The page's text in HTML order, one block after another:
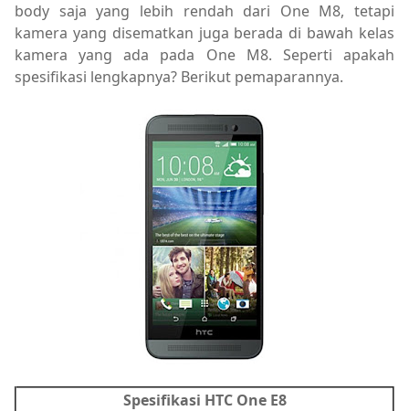
body saja yang lebih rendah dari One M8, tetapi
kamera yang disematkan juga berada di bawah kelas
kamera yang ada pada One M8. Seperti apakah
spesifikasi lengkapnya? Berikut pemaparannya.
Spesifikasi HTC One E8